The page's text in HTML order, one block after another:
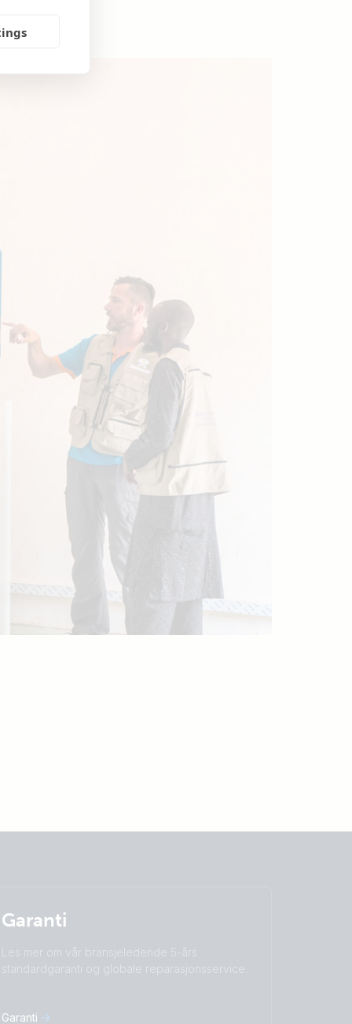
Garanti
Les mer om vår bransjeledende 5-års
standardgaranti og globale reparasjonsservice.
Garanti